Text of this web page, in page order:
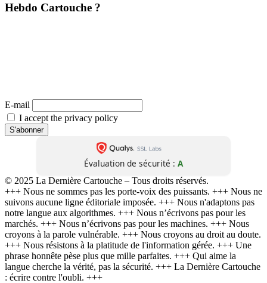
Hebdo Cartouche ?
E-mail
I accept the privacy policy
Évaluation de sécurité : A
© 2025 La Dernière Cartouche – Tous droits réservés.
+++ Nous ne sommes pas les porte-voix des puissants. +++ Nous ne
suivons aucune ligne éditoriale imposée. +++ Nous n'adaptons pas
notre langue aux algorithmes. +++ Nous n’écrivons pas pour les
marchés. +++ Nous n’écrivons pas pour les machines. +++ Nous
croyons à la parole vulnérable. +++ Nous croyons au droit au doute.
+++ Nous résistons à la platitude de l'information gérée. +++ Une
phrase honnête pèse plus que mille parfaites. +++ Qui aime la
langue cherche la vérité, pas la sécurité. +++ La Dernière Cartouche
: écrire contre l'oubli. +++